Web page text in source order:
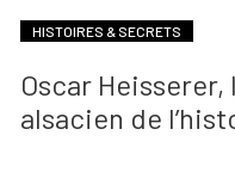
HISTOIRES & SECRETS
Oscar
alsacien de